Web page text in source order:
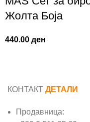
Жолта Боја
440.00ден
КОНТАКТ ДЕТАЛИ
Продавница: